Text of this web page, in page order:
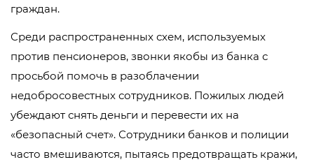
граждан.
Среди распространенных схем, используемых
против пенсионеров, звонки якобы из банка с
просьбой помочь в разоблачении
недобросовестных сотрудников. Пожилых людей
убеждают снять деньги и перевести их на
«безопасный счет». Сотрудники банков и полиции
часто вмешиваются, пытаясь предотвращать кражи,